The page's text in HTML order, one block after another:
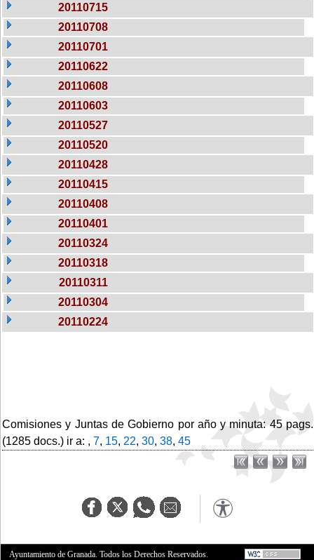
20110715
20110708
20110701
20110622
20110608
20110603
20110527
20110520
20110428
20110415
20110408
20110401
20110324
20110318
20110311
20110304
20110224
Comisiones y Juntas de Gobierno por año y minuta: 45 pags.
(1285 docs.) ir a: , 7, 15, 22, 30, 38, 45
Ayuntamiento de Granada. Todos los Derechos Reservados.